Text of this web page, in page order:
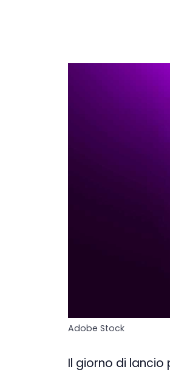
Adobe Stock
Il giorno di lancio